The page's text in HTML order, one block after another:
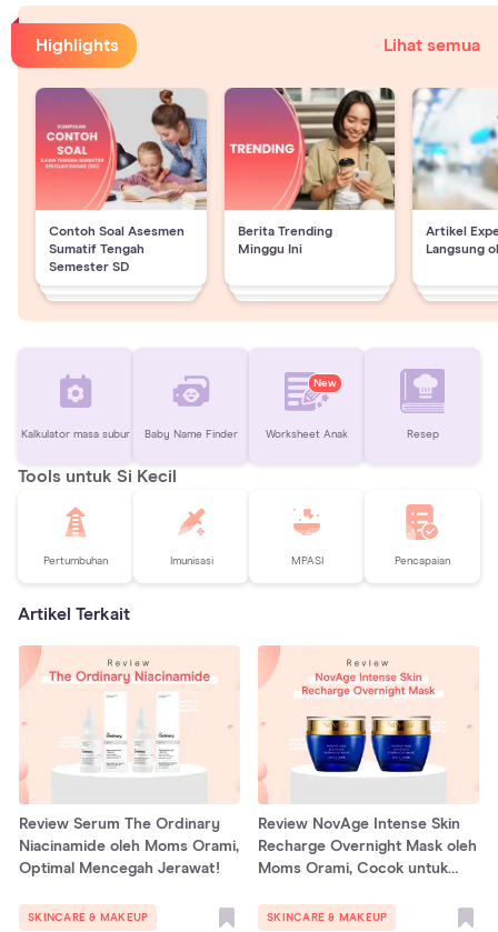
Highlights Lihat semua
Contoh Soal Asesmen
Sumatif Tengah
Semester SD
Berita Trending
Minggu Ini
Artikel
Langsung
Kalkulator masa subur Baby Name Finder
New
Worksheet Anak Resep
Tools untuk Si Kecil
Pertumbuhan Imunisasi MPASI Pencapaian
Artikel Terkait
Review Serum The Ordinary
Niacinamide oleh Moms Orami,
Optimal Mencegah Jerawat!
SKINCARE & MAKEUP
Review NovAge Intense Skin
Recharge Overnight Mask oleh
Moms Orami, Cocok untuk
SKINCARE & MAKEUP